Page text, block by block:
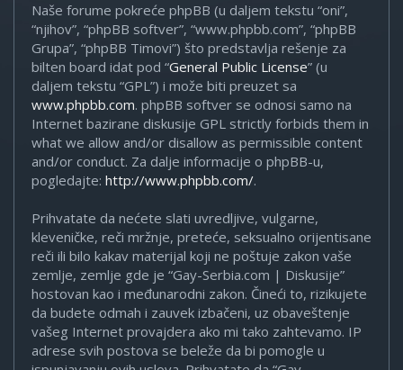
Naše forume pokreće phpBB (u daljem tekstu “oni”,
“njihov”, “phpBB softver”, “www.phpbb.com”, “phpBB
Grupa”, “phpBB Timovi”) što predstavlja rešenje za
bilten board idat pod “General Public License” (u
daljem tekstu “GPL”) i može biti preuzet sa
www.phpbb.com. phpBB softver se odnosi samo na
Internet bazirane diskusije GPL strictly forbids them in
what we allow and/or disallow as permissible content
and/or conduct. Za dalje informacije o phpBB-u,
pogledajte: http://www.phpbb.com/.
Prihvatate da nećete slati uvredljive, vulgarne,
kleveničke, reči mržnje, preteće, seksualno orijentisane
reči ili bilo kakav materijal koji ne poštuje zakon vaše
zemlje, zemlje gde je “Gay-Serbia.com | Diskusije”
hostovan kao i međunarodni zakon. Čineći to, rizikujete
da budete odmah i zauvek izbačeni, uz obaveštenje
vašeg Internet provajdera ako mi tako zahtevamo. IP
adrese svih postova se beleže da bi pomogle u